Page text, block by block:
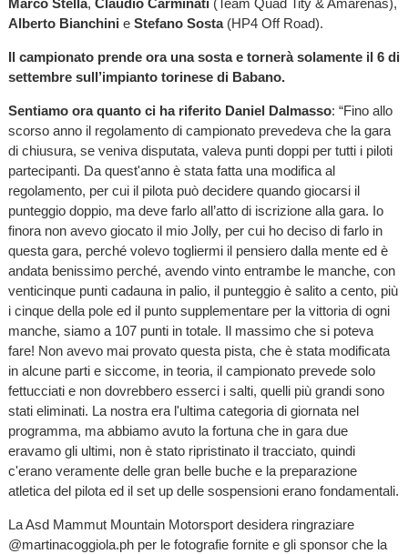
Alberto Bianchini e Stefano Sosta(HP4 Off Road).
Il campionato prende ora una sosta e tornerà solamente il 6 di
settembre sull’impianto torinese di Babano.
Sentiamo ora quanto ci ha riferito Daniel Dalmasso: “Fino allo
scorso anno il regolamento di campionato prevedeva che la gara
di chiusura, se veniva disputata, valeva punti doppi per tutti i piloti
partecipanti. Da quest'anno è stata fatta una modifica al
regolamento, per cui il pilota può decidere quando giocarsi il
punteggio doppio, ma deve farlo all’atto di iscrizione alla gara. Io
finora non avevo giocato il mio Jolly, per cui ho deciso di farlo in
questa gara, perché volevo togliermi il pensiero dalla mente ed è
andata benissimo perché, avendo vinto entrambe le manche, con
venticinque punti cadauna in palio, il punteggio è salito a cento, più
i cinque della pole ed il punto supplementare per la vittoria di ogni
manche, siamo a 107 punti in totale. Il massimo che si poteva
fare! Non avevo mai provato questa pista, che è stata modificata
in alcune parti e siccome, in teoria, il campionato prevede solo
fettucciati e non dovrebbero esserci i salti, quelli più grandi sono
stati eliminati. La nostra era l'ultima categoria di giornata nel
programma, ma abbiamo avuto la fortuna che in gara due
eravamo gli ultimi, non è stato ripristinato il tracciato, quindi
c'erano veramente delle gran belle buche e la preparazione
atletica del pilota ed il set up delle sospensioni erano fondamentali.
La Asd Mammut Mountain Motorsport desidera ringraziare
@martinacoggiola.ph per le fotografie fornite e gli sponsor che la